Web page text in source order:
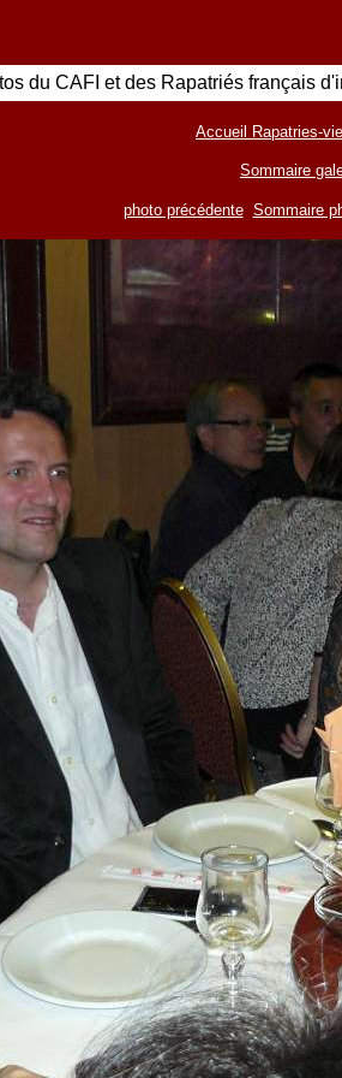
du CAFI et des Rapatriés français
Accueil Rapatries-
Sommaire
photo précédente Sommaire